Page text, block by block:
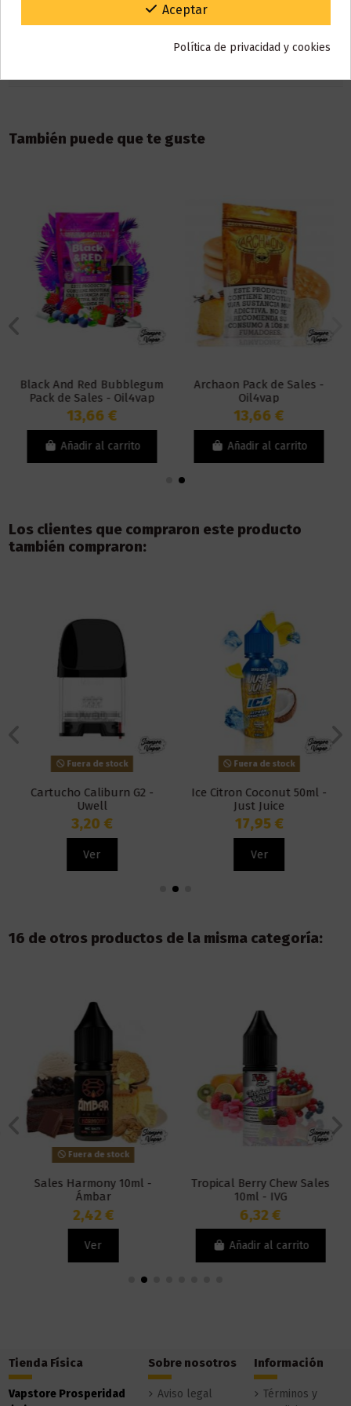
Detalles del producto
También puede que te guste
Black And Red Bubblegum
Pack de Sales - Oil4vap
13,66 €
Añadir al carrito
Archaon Pack de Sales -
Oil4vap
13,66 €
Añadir al carrito
Los clientes que compraron este producto
también compraron:
Fuera de stock
Cartucho Caliburn G2 -
Uwell
3,20 €
Ver
Fuera de stock
Ice Citron Coconut 50ml -
Just Juice
17,95 €
Ver
16 de otros productos de la misma categoría:
Fuera de stock
Sales Harmony 10ml -
Ámbar
2,42 €
Ver
Tropical Berry Chew Sales
10ml - IVG
6,32 €
Añadir al carrito
Tienda Física
Vapstore Prosperidad
Sobre nosotros
Aviso legal
Información
Términos y
Gracias por tu paciencia y por seguir confiando en nosotros.
Aceptar
Política de privacidad y cookies